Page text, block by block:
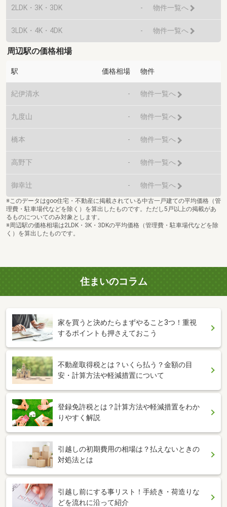
2LDK・3K・3DK - 物件一覧へ
3LDK・4K・4DK - 物件一覧へ
周辺駅の価格相場
駅 価格相場 物件
紀伊清水 - 物件一覧へ
九度山 - 物件一覧へ
橋本 - 物件一覧へ
高野下 - 物件一覧へ
御幸辻 - 物件一覧へ
※このデータはgoo住宅・不動産に掲載されている中古一戸建ての平均価格（管
理費・駐車場代などを除く）を算出したものです。ただし5戸以上の掲載があ
るものについてのみ対象とします。
※周辺駅の価格相場は2LDK・3K・3DKの平均価格（管理費・駐車場代などを除
く）を算出したものです。
住まいのコラム
家を買うと決めたらまずやること3つ！重視
するポイントも押さえておこう
不動産取得税とは？いくら払う？金額の目
安・計算方法や軽減措置について
登録免許税とは？計算方法や軽減措置をわか
りやすく解説
引越しの初期費用の相場は？払えないときの
対処法とは
引越し前にする事リスト！手続き・荷造りな
どを流れに沿って紹介